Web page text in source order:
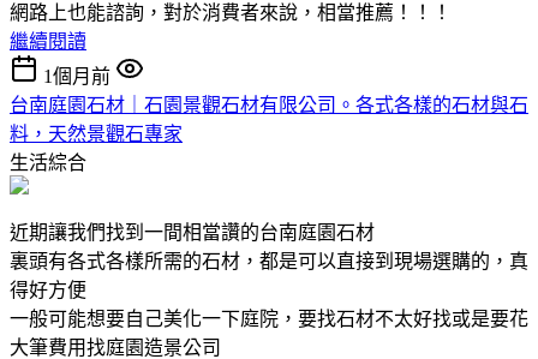
網路上也能諮詢，對於消費者來說，相當推薦！！！
繼續閱讀
1個月前
台南庭園石材｜石園景觀石材有限公司。各式各樣的石材與石
料，天然景觀石專家
生活綜合
近期讓我們找到一間相當讚的台南庭園石材
裏頭有各式各樣所需的石材，都是可以直接到現場選購的，真
得好方便
一般可能想要自己美化一下庭院，要找石材不太好找或是要花
大筆費用找庭園造景公司